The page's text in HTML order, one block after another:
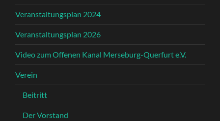
Veranstaltungsplan 2024
Veranstaltungsplan 2026
Video zum Offenen Kanal Merseburg-Querfurt e.V.
Verein
Beitritt
Der Vorstand